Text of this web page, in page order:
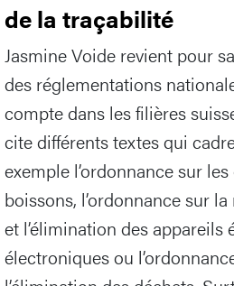
de la traçabilité
Jasmine Voide revient pour
des réglementations
compte dans les filières
cite différents textes qui
exemple l’ordonnance sur
boissons, l’ordonnance sur
et l’élimination des appareils
électroniques ou